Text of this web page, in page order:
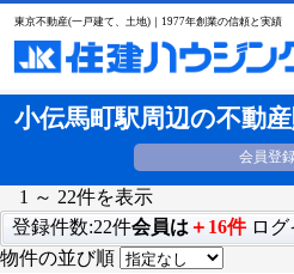
東京不動産(一戸建て、土地)｜1977年創業の信頼と実績
小伝馬町駅周辺の不動
会員登
1 ～ 22件を表示
登録件数:22件会員は ＋16件 ロ
物件の並び順